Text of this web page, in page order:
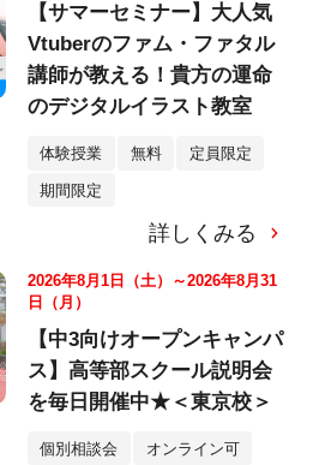
【サマーセミナー】大人気
Vtuberのファム・ファタル
講師が教える！貴方の運命
のデジタルイラスト教室
体験授業 無料 定員限定
期間限定
詳しくみる
2026年8月1日（土）～2026年8月31
日（月）
【中3向けオープンキャンパ
ス】高等部スクール説明会
を毎日開催中★＜東京校＞
個別相談会 オンライン可